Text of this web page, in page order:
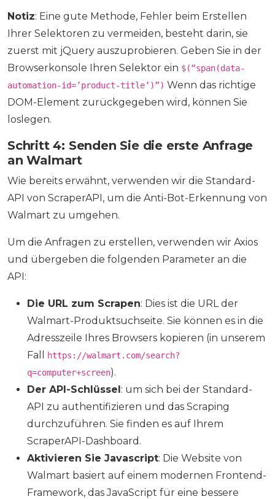
Notiz: Eine gute Methode, Fehler beim Erstellen
Ihrer Selektoren zu vermeiden, besteht darin, sie
zuerst mit jQuery auszuprobieren. Geben Sie in der
Browserkonsole Ihren Selektor ein $(“span(data-
automation-id=’product-title’)”) Wenn das richtige
DOM-Element zurückgegeben wird, können Sie
loslegen.
Schritt 4: Senden Sie die erste Anfrage
an Walmart
Wie bereits erwähnt, verwenden wir die Standard-
API von ScraperAPI, um die Anti-Bot-Erkennung von
Walmart zu umgehen.
Um die Anfragen zu erstellen, verwenden wir Axios
und übergeben die folgenden Parameter an die
API:
Die URL zum Scrapen: Dies ist die URL der
Walmart-Produktsuchseite. Sie können es in die
Adresszeile Ihres Browsers kopieren (in unserem
Fall
https://walmart.com/search?
q=computer+screen).
Der API-Schlüssel : um sich bei der Standard-
API zu authentifizieren und das Scraping
durchzuführen. Sie finden es auf Ihrem
ScraperAPI-Dashboard.
Aktivieren Sie Javascript: Die Website von
Walmart basiert auf einem modernen Frontend-
Framework, das JavaScript für eine bessere